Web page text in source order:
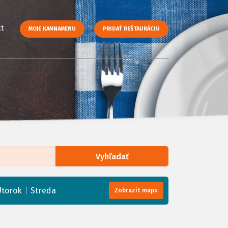
MOJE KAMNAMENU PRIDAŤ REŠTAURÁCIU
Vyhľadať
Streda Zobrazit mapu